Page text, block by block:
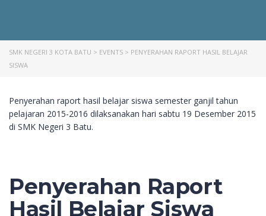
SMK NEGERI 3 KOTA BATU > EVENTS > PENYERAHAN RAPORT HASIL BELAJAR
SISWA
Penyerahan raport hasil belajar siswa semester ganjil tahun
pelajaran 2015-2016 dilaksanakan hari sabtu 19 Desember 2015
di SMK Negeri 3 Batu.
Penyerahan Raport
Hasil Belajar Siswa